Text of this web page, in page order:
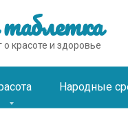
о красоте и здоровье
Народные